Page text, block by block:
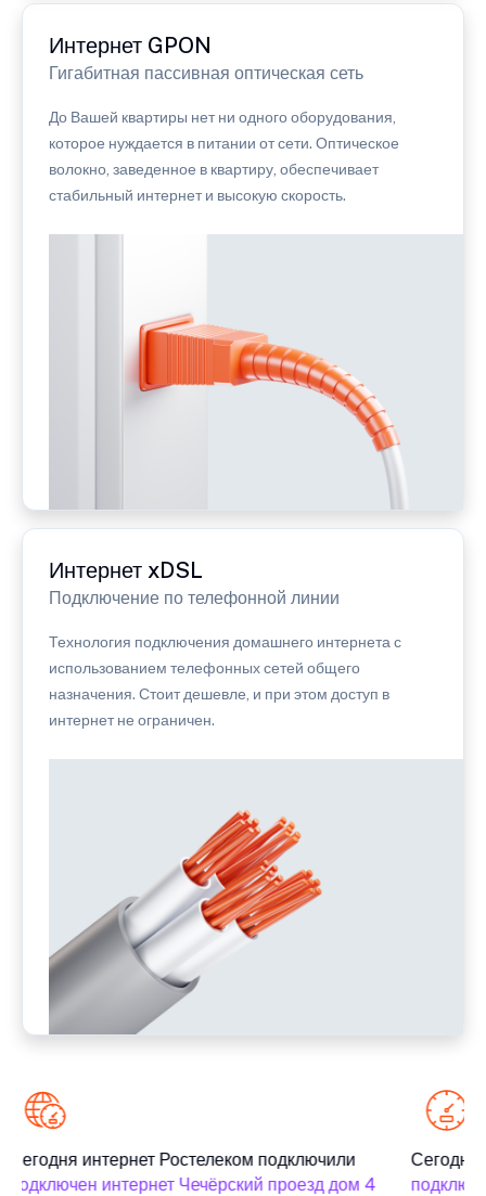
Интернет GPON
Гигабитная пассивная оптическая сеть
До Вашей квартиры нет ни одного оборудования,
которое нуждается в питании от сети. Оптическое
волокно, заведенное в квартиру, обеспечивает
стабильный интернет и высокую скорость.
Интернет xDSL
Подключение по телефонной линии
Технология подключения домашнего интернета с
использованием телефонных сетей общего
назначения. Стоит дешевле, и при этом доступ в
интернет не ограничен.
Сегодня интернет Ростелеком подключили
подключен интернет Чечёрский проезд дом 4
Сегодня